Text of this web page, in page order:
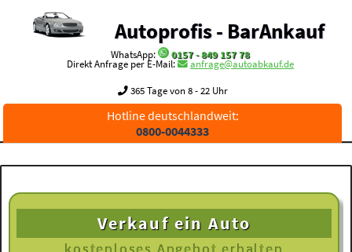
Autoprofis - BarAnkauf
WhatsApp:
0157 - 849 157 78
Direkt Anfrage per E-Mail:
anfrage@autoabkauf.de
365 Tage von 8 - 22 Uhr
Hotline deutschlandweit:
0800-0044333
Verkauf ein Auto